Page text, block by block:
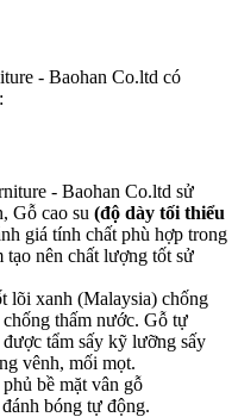
- Baohan Co.ltd có
- Baohan Co.ltd sử
Gỗ cao su (độ dày tối thiểu
giá tính chất phù hợp trong
nên chất lượng tốt sử
lõi xanh (Malaysia) chống
thấm nước. Gỗ tự
tẩm sấy kỹ lưỡng sấy
vênh, mối mọt.
bề mặt vân gỗ
bóng tự động.